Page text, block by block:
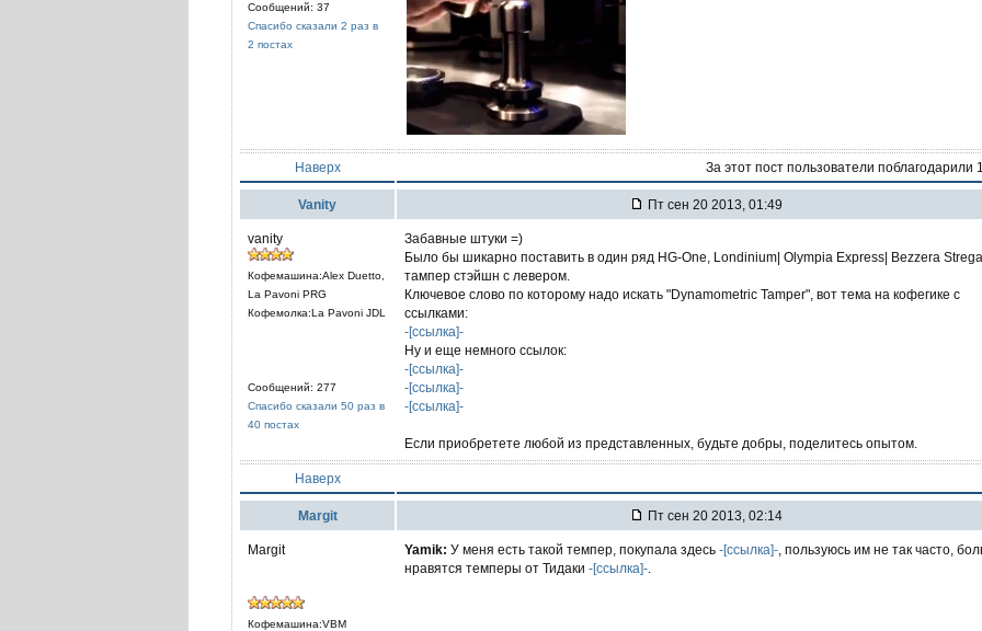
Сообщений: 37
Спасибо сказали 2 раз в
2 постах
Наверх За этот пост пользователи поблагодарили
Vanity Пт сен 20 2013, 01:49
vanity
Кофемашина:Alex Duetto,
La Pavoni PRG
Кофемолка:La Pavoni JDL
Сообщений: 277
Спасибо сказали 50 раз в
40 постах
Забавные штуки =)
Было бы шикарно поставить в один ряд HG-One, Londinium| Olympia Express| Bezzera
тампер стэйшн с левером.
Ключевое слово по которому надо искать "Dynamometric Tamper", вот тема на кофегике с
ссылками:
-[ссылка]-
Ну и еще немного ссылок:
-[ссылка]-
-[ссылка]-
-[ссылка]-
Если приобретете любой из представленных, будьте добры, поделитесь опытом.
Наверх
Margit Пт сен 20 2013, 02:14
Margit
Кофемашина:VBM
Yamik: У меня есть такой темпер, покупала здесь -[ссылка]- , пользуюсь им не так часто,
нравятся темперы от Тидаки -[ссылка]-